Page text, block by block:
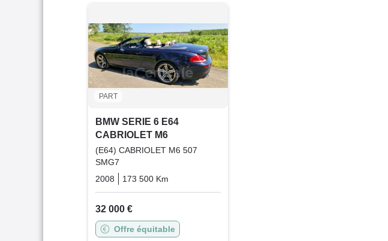
PART
BMW SERIE 6 E64
CABRIOLET M6
(E64) CABRIOLET M6 507
SMG7
2008
173 500 Km
32 000 €
Offre équitable